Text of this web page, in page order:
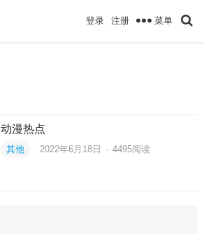
登录 注册 菜单
动漫热点
其他 2022年6月18日 · 4495阅读